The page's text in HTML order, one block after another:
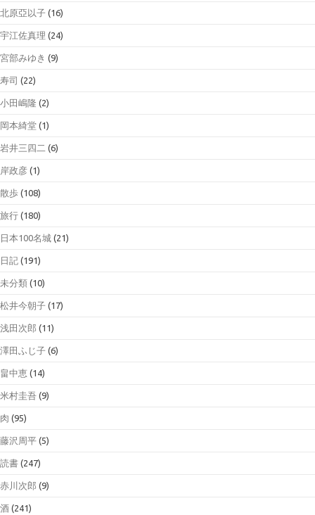
北原亞以子 (16)
宇江佐真理 (24)
宮部みゆき (9)
寿司 (22)
小田嶋隆 (2)
岡本綺堂 (1)
岩井三四二 (6)
岸政彦 (1)
散歩 (108)
旅行 (180)
日本100名城 (21)
日記 (191)
未分類 (10)
松井今朝子 (17)
浅田次郎 (11)
澤田ふじ子 (6)
畠中恵 (14)
米村圭吾 (9)
肉 (95)
藤沢周平 (5)
読書 (247)
赤川次郎 (9)
酒 (241)